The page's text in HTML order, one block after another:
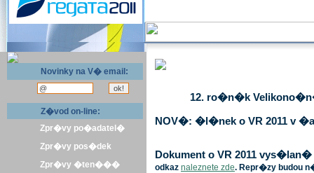
Novinky na V� email:
Z�vod on-line:
Zpr�vy po�adatel�
Zpr�vy pos�dek
Zpr�vy �ten���
12. ro�n�k
NOV�: �l�nek o VR 2011 v
Dokument o VR 2011
odkaz naleznete zde. Repr�zy budou